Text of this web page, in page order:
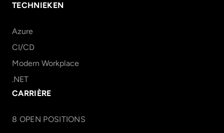
TECHNIEKEN
Azure
CI/CD
Modern Workplace
.NET
CARRIÈRE
8 OPEN POSITIONS